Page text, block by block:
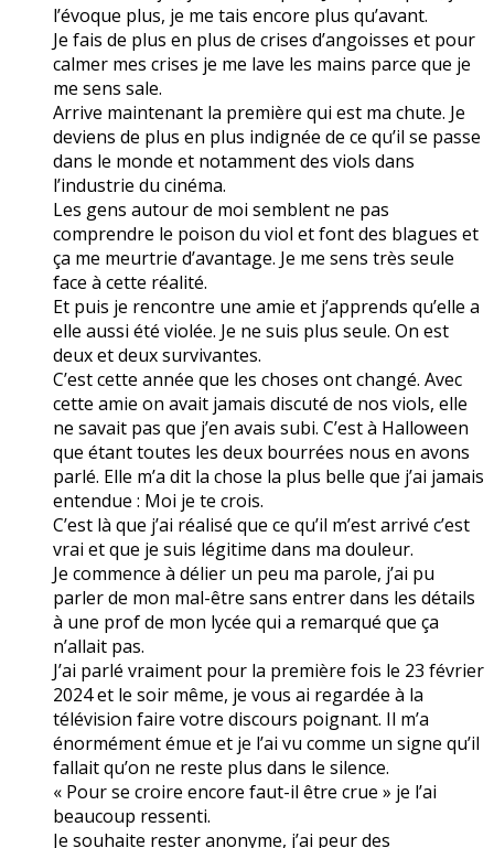
l’évoque plus, je me tais encore plus qu’avant.
Je fais de plus en plus de crises d’angoisses et pour
calmer mes crises je me lave les mains parce que je
me sens sale.
Arrive maintenant la première qui est ma chute. Je
deviens de plus en plus indignée de ce qu’il se passe
dans le monde et notamment des viols dans
l’industrie du cinéma.
Les gens autour de moi semblent ne pas
comprendre le poison du viol et font des blagues et
ça me meurtrie d’avantage. Je me sens très seule
face à cette réalité.
Et puis je rencontre une amie et j’apprends qu’elle a
elle aussi été violée. Je ne suis plus seule. On est
deux et deux survivantes.
C’est cette année que les choses ont changé. Avec
cette amie on avait jamais discuté de nos viols, elle
ne savait pas que j’en avais subi. C’est à Halloween
que étant toutes les deux bourrées nous en avons
parlé. Elle m’a dit la chose la plus belle que j’ai jamais
entendue : Moi je te crois.
C’est là que j’ai réalisé que ce qu’il m’est arrivé c’est
vrai et que je suis légitime dans ma douleur.
Je commence à délier un peu ma parole, j’ai pu
parler de mon mal-être sans entrer dans les détails
à une prof de mon lycée qui a remarqué que ça
n’allait pas.
J’ai parlé vraiment pour la première fois le 23 février
2024 et le soir même, je vous ai regardée à la
télévision faire votre discours poignant. Il m’a
énormément émue et je l’ai vu comme un signe qu’il
fallait qu’on ne reste plus dans le silence.
« Pour se croire encore faut-il être crue » je l’ai
beaucoup ressenti.
Je souhaite rester anonyme, j’ai peur des